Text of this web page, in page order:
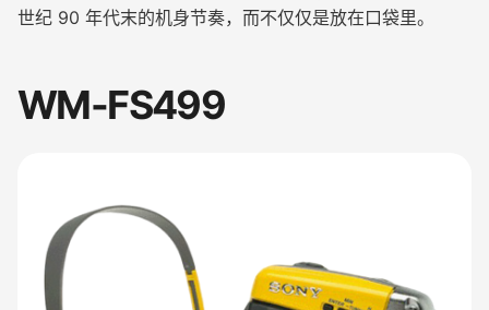
世纪 90 年代末的机身节奏，而不仅仅是放在口袋里。
WM-FS499